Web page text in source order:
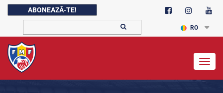
ABONEAZĂ-TE!
RO